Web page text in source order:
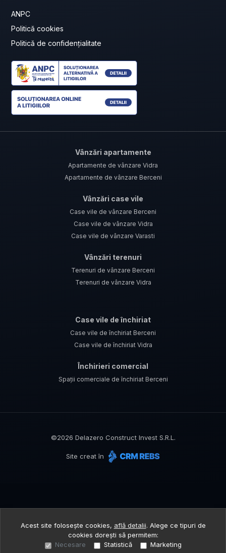
ANPC
Politică cookies
Politică de confidențialitate
Vânzări apartamente
Apartamente de vânzare Vidra
Apartamente de vânzare Berceni
Vânzări case vile
Case vile de vânzare Berceni
Case vile de vânzare Vidra
Case vile de vânzare Varasti
Vânzări terenuri
Terenuri de vânzare Berceni
Terenuri de vânzare Vidra
Case vile de închiriat
Case vile de închiriat Berceni
Case vile de închiriat Vidra
Închirieri comercial
Spații comerciale de închiriat Berceni
©2026 Delazero Construct Invest S.R.L.
Site creat în
Acest site folosește cookies, află detalii. Alege ce tipuri de
cookies dorești să permitem:
Necesare
Statistică Marketing